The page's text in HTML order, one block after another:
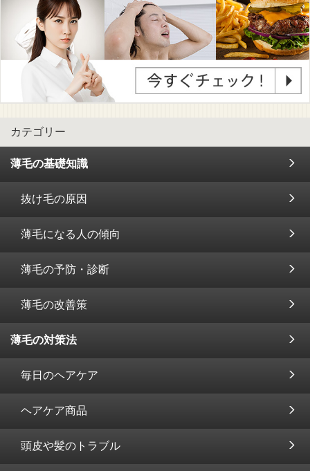
カテゴリー
薄毛の基礎知識
抜け毛の原因
薄毛になる人の傾向
薄毛の予防・診断
薄毛の改善策
薄毛の対策法
毎日のヘアケア
ヘアケア商品
頭皮や髪のトラブル